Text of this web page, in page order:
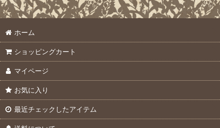
有機肥料
液体肥料
微量要素
リン酸カリ肥料
トマト栽培向き
バラ栽培に向く資材
芝生づくりに向く資材
ブルーベリーに向く資材
大菊づくりに向く資材
ホーム
ショッピングカート
マイページ
お気に入り
最近チェックしたアイテム